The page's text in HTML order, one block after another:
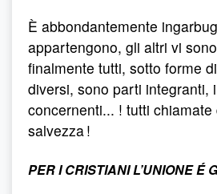
È abbondantemente
appartengono, gli altri vi
finalmente tutti, sotto forme
diversi, sono parti integranti,
concernenti... ! tutti
salvezza !
PER I CRISTIANI L’UNIONE É